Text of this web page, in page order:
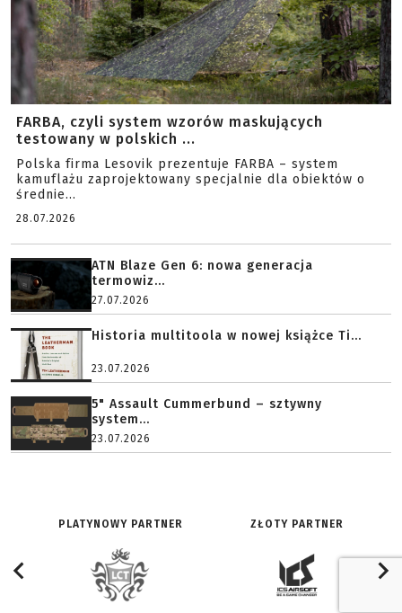
FARBA, czyli system wzorów maskujących
testowany w polskich ...
Polska firma Lesovik prezentuje FARBA – system
kamuflażu zaprojektowany specjalnie dla obiektów o
średnie...
28.07.2026
ATN Blaze Gen 6: nowa generacja
termowiz...
27.07.2026
Historia multitoola w nowej książce Ti...
23.07.2026
5" Assault Cummerbund – sztywny
system...
23.07.2026
PLATYNOWY PARTNER ZŁOTY PARTNER